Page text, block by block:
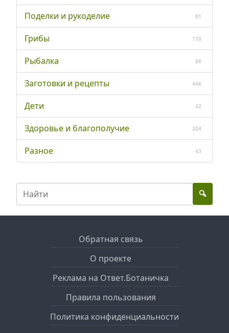
Поделки и рукоделие 81
Грибы 110
Рыбалка 88
Заготовки и рецепты 446
Дети 42
Здоровье и благополучие 204
Разное 43
Обратная связь
О проекте
Реклама на Ответ.Ботаничка
Правила пользования
Политика конфиденциальности